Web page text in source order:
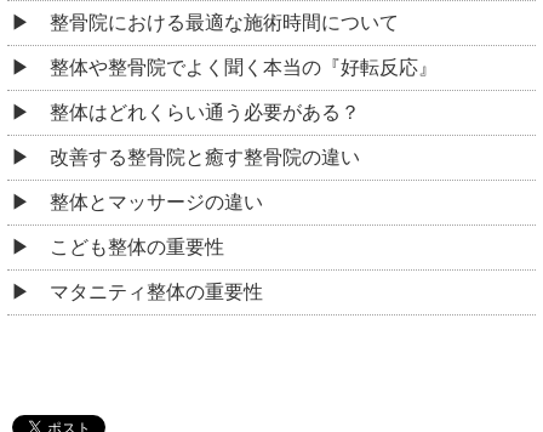
整骨院における最適な施術時間について
整体や整骨院でよく聞く本当の『好転反応』
整体はどれくらい通う必要がある？
改善する整骨院と癒す整骨院の違い
整体とマッサージの違い
こども整体の重要性
マタニティ整体の重要性